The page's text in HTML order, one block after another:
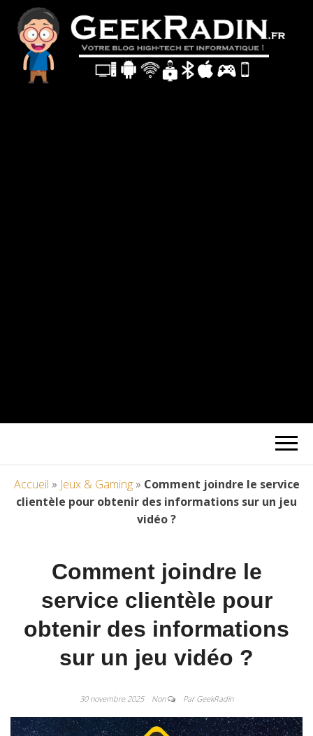
Accueil » Jeux & Gaming» Comment joindre le service
clientèle pour obtenir des informations sur un jeu
vidéo ?
Comment joindre le
service clientèle pour
obtenir des informations
sur un jeu vidéo ?
30 novembre 2025 Non Par GeekRadin